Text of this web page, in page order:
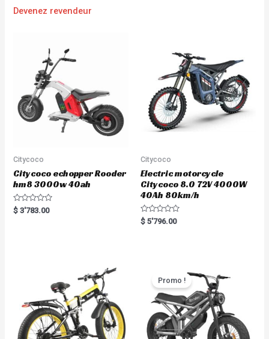
Devenez revendeur
Citycoco
Citycoco echopper Rooder
hm8 3000w 40ah
R
a
$ 3'783.00
Citycoco
Electric motorcycle
Citycoco 8.0 72V 4000W
40Ah 80km/h
R
a
$ 5'796.00
Promo !